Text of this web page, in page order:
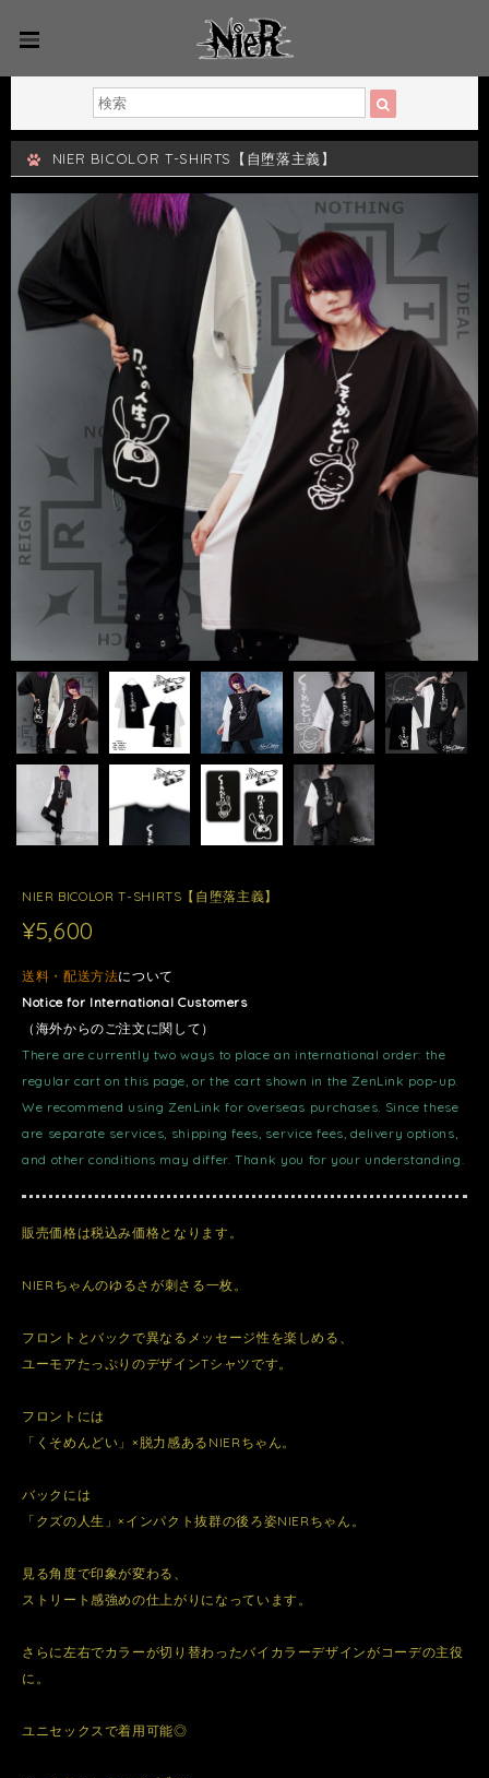
NIER BICOLOR T-SHIRTS【自堕落主義】
NIER BICOLOR T-SHIRTS【自堕落主義】
¥5,600
送料・配送方法について
Notice for International Customers
（海外からのご注文に関して）
There are currently two ways to place an international order: the
regular cart on this page, or the cart shown in the ZenLink pop-up.
We recommend using ZenLink for overseas purchases. Since these
are separate services, shipping fees, service fees, delivery options,
and other conditions may differ. Thank you for your understanding.
販売価格は税込み価格となります。
NIERちゃんのゆるさが刺さる一枚。
フロントとバックで異なるメッセージ性を楽しめる、
ユーモアたっぷりのデザインTシャツです。
フロントには
「くそめんどい」×脱力感あるNIERちゃん。
バックには
「クズの人生」×インパクト抜群の後ろ姿NIERちゃん。
見る角度で印象が変わる、
ストリート感強めの仕上がりになっています。
さらに左右でカラーが切り替わったバイカラーデザインがコーデの主役
に。
ユニセックスで着用可能◎